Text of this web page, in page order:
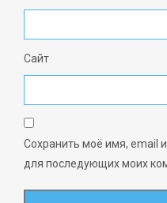
Сайт
Сохранить моё имя, email
для последующих моих